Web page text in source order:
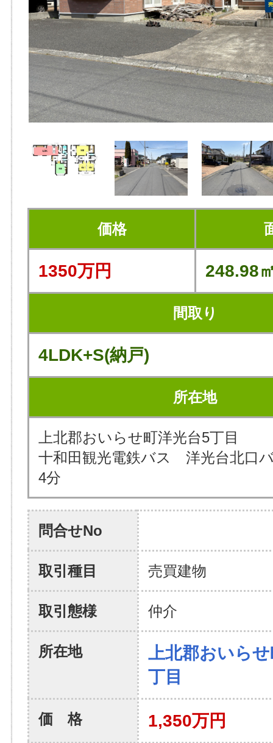
価格
1350万円 248.98
間取り
4LDK+S(納戸)
所在地
上北郡おいらせ町洋光台5丁目
十和田観光電鉄バス 洋光台北口
4分
問合せNo
取引種目 売買建物
取引態様 仲介
所在地
上北郡おいら
丁目
価 格 1,350万円